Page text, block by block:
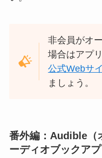
非会員がオ
場合はアプ
公式Webサ
ましょう。
番外編：Audible（
ーディオブックア